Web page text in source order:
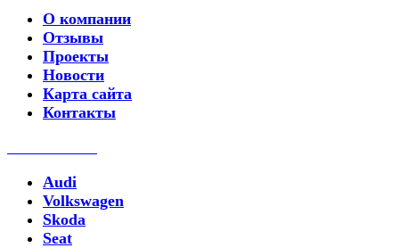
О компании
Отзывы
Проекты
Новости
Карта сайта
Контакты
Audi
Volkswagen
Skoda
Seat